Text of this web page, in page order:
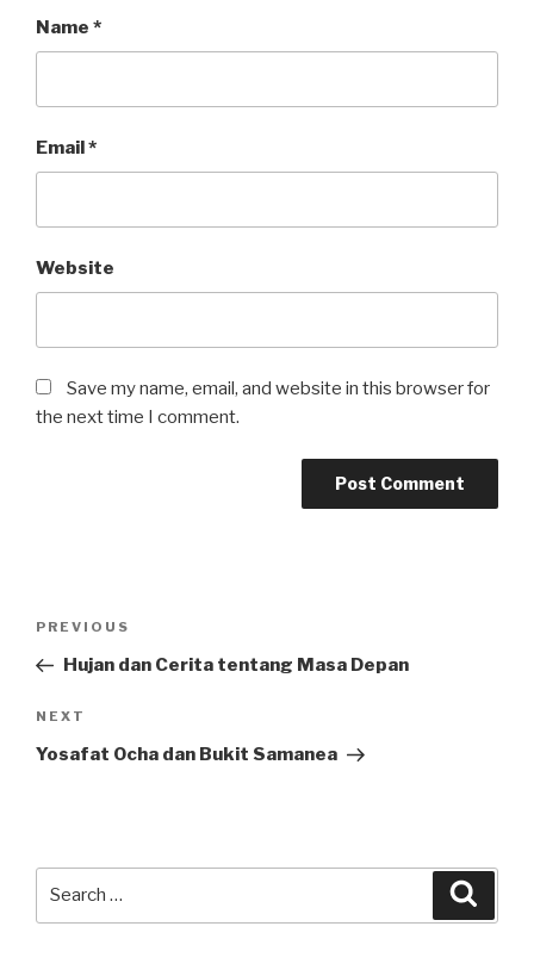
Name *
Email *
Website
Save my name, email, and website in this browser for
the next time I comment.
Previous
Post
PREVIOUS
Hujan dan Cerita tentang Masa Depan
Next
Post
NEXT
Yosafat Ocha dan Bukit Samanea